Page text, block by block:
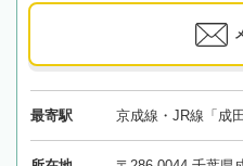
最寄駅 京成線・JR線「成